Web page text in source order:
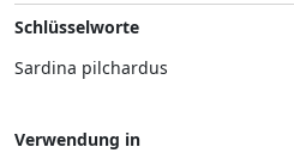
Schlüsselworte
Sardina pilchardus
Verwendung in